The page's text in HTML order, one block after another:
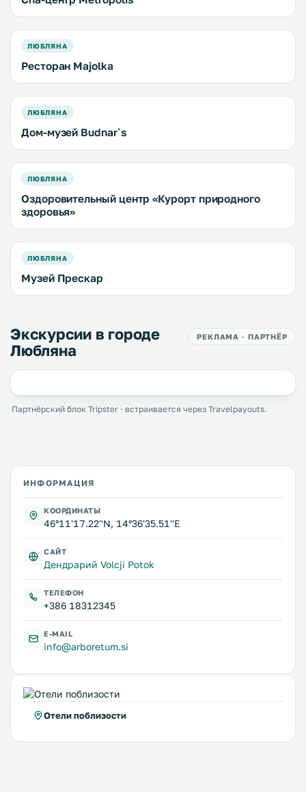
ЛЮБЛЯНА
Ресторан Majolka
ЛЮБЛЯНА
Дом-музей Budnar`s
ЛЮБЛЯНА
Оздоровительный центр «Курорт природного
здоровья»
ЛЮБЛЯНА
Музей Прескар
Экскурсии в городе
Любляна
РЕКЛАМА · ПАРТНЁР
Партнёрский блок Tripster · встраивается через Travelpayouts.
ИНФОРМАЦИЯ
КООРДИНАТЫ
46°11'17.22''N, 14°36'35.51''E
САЙТ
Дендрарий Volcji Potok
ТЕЛЕФОН
+386 18312345
E-MAIL
info@arboretum.si
Отели поблизости